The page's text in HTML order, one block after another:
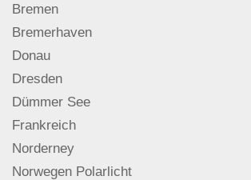
Bremen
Bremerhaven
Donau
Dresden
Dümmer See
Frankreich
Norderney
Norwegen Polarlicht